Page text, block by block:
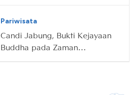
Pariwisata
Candi Jabung, Bukti Kejayaan
Buddha pada Zaman